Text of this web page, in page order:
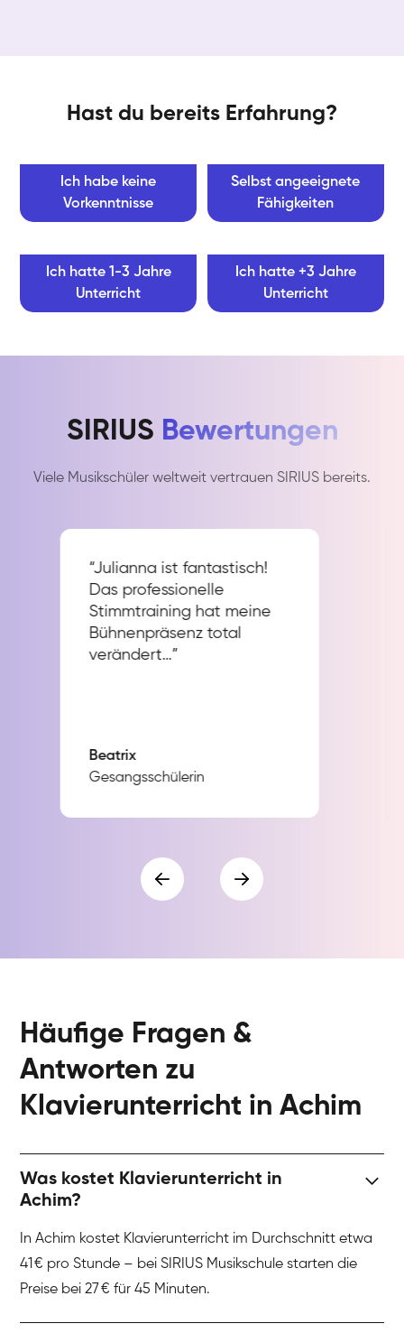
Hast du bereits Erfahrung?
Ich habe keine
Vorkenntnisse
Selbst angeeignete
Fähigkeiten
Ich hatte 1-3 Jahre
Unterricht
Ich hatte +3 Jahre
Unterricht
SIRIUS Bewertungen
Viele Musikschüler weltweit vertrauen SIRIUS bereits.
“Julianna ist fantastisch!
Das professionelle
Stimmtraining hat meine
Bühnenpräsenz total
verändert…”
Beatrix
Gesangsschülerin
Häufige Fragen &
Antworten zu
Klavierunterricht in Achim
Was kostet Klavierunterricht in
Achim?
In Achim kostet Klavierunterricht im Durchschnitt etwa
41 € pro Stunde – bei SIRIUS Musikschule starten die
Preise bei 27 € für 45 Minuten.